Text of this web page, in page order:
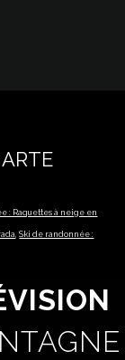
: Raquettes à neige en
,Ski de randonnée :